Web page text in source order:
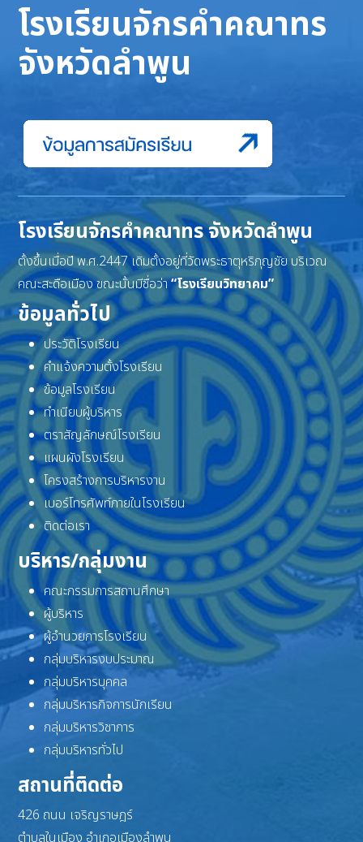
โรงเรียนจักรคำคณาทร
จังหวัดลำพูน
โรงเรียนจักรคำคณาทร จังหวัดลำพูน
ตั้งขึ้นเมื่อปี พ.ศ.2447 เดิมตั้งอยู่ที่วัดพระธาตุหริภุญชัย บริเวณ
คณะสะดือเมือง ขณะนั้นมีชื่อว่า“โรงเรียนวิทยาคม”
ข้อมูลทั่วไป
ประวัติโรงเรียน
คำแจ้งความตั้งโรงเรียน
ข้อมูลโรงเรียน
ทำเนียบผู้บริหาร
ตราสัญลักษณ์โรงเรียน
แผนผังโรงเรียน
โครงสร้างการบริหารงาน
เบอร์โทรศัพท์ภายในโรงเรียน
ติดต่อเรา
บริหาร/กลุ่มงาน
คณะกรรมการสถานศึกษา
ผู้บริหาร
ผู้อำนวยการโรงเรียน
กลุ่มบริหารงบประมาณ
กลุ่มบริหารบุคคล
กลุ่มบริหารกิจการนักเรียน
กลุ่มบริหารวิชาการ
กลุ่มบริหารทั่วไป
สถานที่ติดต่อ
426 ถนน เจริญราษฎร์